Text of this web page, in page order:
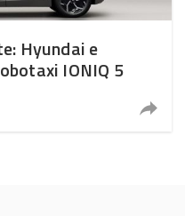
Hyundai e
IONIQ 5